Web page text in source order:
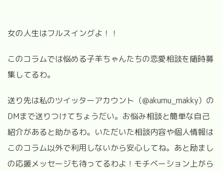
女の人生はフルスイングよ！！
このコラムでは悩める子羊ちゃんたちの恋愛相談を随時募
集してるわ。
送り先は私のツイッターアカウント（@akumu_makky）の
DMまで送りつけてちょうだい。お悩み相談と簡単な自己
紹介があると助かるわ。いただいた相談内容や個人情報は
このコラム以外で利用しないから安心してね。あと励まし
の応援メッセージも待ってるわよ！モチベーション上がら